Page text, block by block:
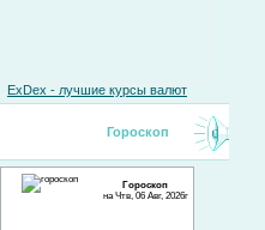
ExDex - лучшие курсы валют
Гороскоп
Гороскоп
на Чтв, 06 Авг, 2026г